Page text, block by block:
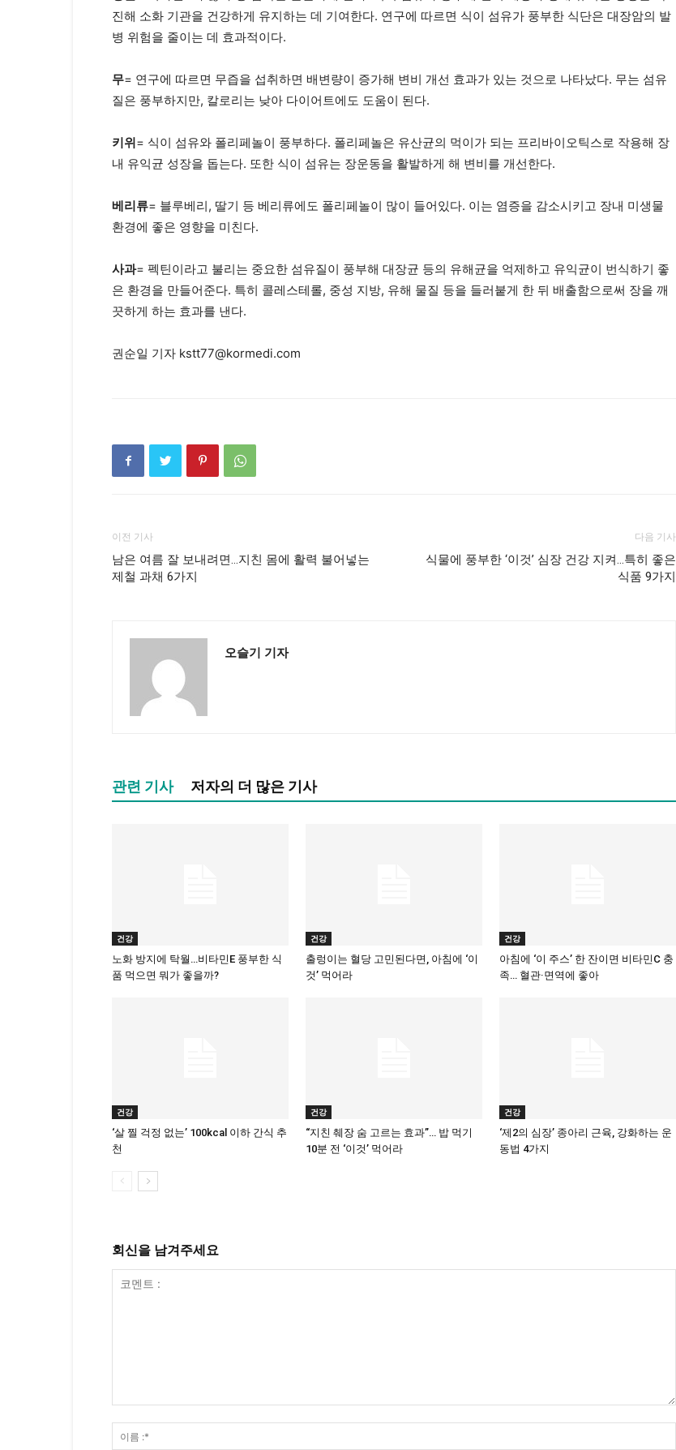
진해 소화 기관을 건강하게 유지하는 데 기여한다. 연구에 따르면 식이 섬유가 풍부한 식단은 대장암의 발
병 위험을 줄이는 데 효과적이다.
무= 연구에 따르면 무즙을 섭취하면 배변량이 증가해 변비 개선 효과가 있는 것으로 나타났다. 무는 섬유
질은 풍부하지만, 칼로리는 낮아 다이어트에도 도움이 된다.
키위= 식이 섬유와 폴리페놀이 풍부하다. 폴리페놀은 유산균의 먹이가 되는 프리바이오틱스로 작용해 장
내 유익균 성장을 돕는다. 또한 식이 섬유는 장운동을 활발하게 해 변비를 개선한다.
베리류= 블루베리, 딸기 등 베리류에도 폴리페놀이 많이 들어있다. 이는 염증을 감소시키고 장내 미생물
환경에 좋은 영향을 미친다.
사과= 펙틴이라고 불리는 중요한 섬유질이 풍부해 대장균 등의 유해균을 억제하고 유익균이 번식하기 좋
은 환경을 만들어준다. 특히 콜레스테롤, 중성 지방, 유해 물질 등을 들러붙게 한 뒤 배출함으로써 장을 깨
끗하게 하는 효과를 낸다.
권순일 기자 kstt77@kormedi.com
이전 기사
남은 여름 잘 보내려면…지친 몸에 활력 불어넣는
제철 과채 6가지
다음 기사
식물에 풍부한 ‘이것’ 심장 건강 지켜…특히 좋은
식품 9가지
오슬기 기자
관련 기사 저자의 더 많은 기사
건강
노화 방지에 탁월…비타민E 풍부한 식
품 먹으면 뭐가 좋을까?
건강
출렁이는 혈당 고민된다면, 아침에 ‘이
것’ 먹어라
건강
아침에 ‘이 주스’ 한 잔이면 비타민C 충
족… 혈관·면역에 좋아
건강
‘살 찔 걱정 없는’ 100kcal 이하 간식 추
천
건강
“지친 췌장 숨 고르는 효과”… 밥 먹기
10분 전 ‘이것’ 먹어라
건강
‘제2의 심장’ 종아리 근육, 강화하는 운
동법 4가지
회신을 남겨주세요